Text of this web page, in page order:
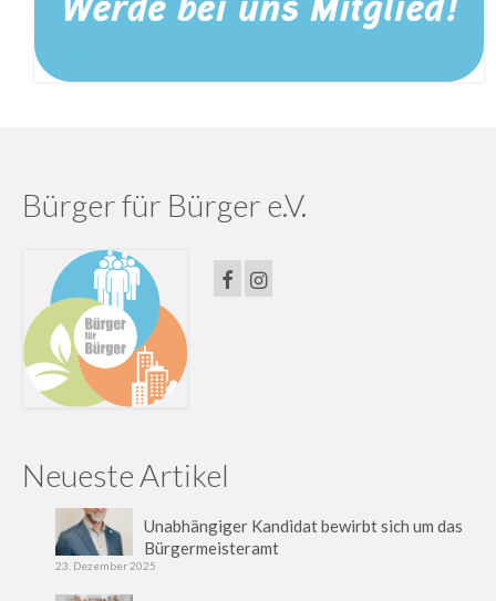
Bürger für Bürger e.V.
Neueste Artikel
Unabhängiger Kandidat bewirbt sich um das
Bürgermeisteramt
23. Dezember 2025